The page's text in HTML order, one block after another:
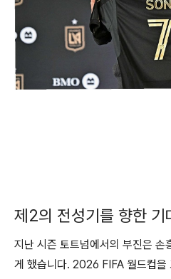
제2의 전성기를 향한 기
지난 시즌 토트넘에서의 부진은 손
게 했습니다. 2026 FIFA 월드컵을